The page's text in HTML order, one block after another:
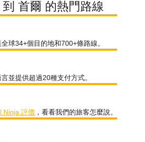
首爾 的熱門路線
球34+個目的地和700+條路線。
並提供超過20種支付方式。
Ninja 評價 ，看看我們的旅客怎麼說。